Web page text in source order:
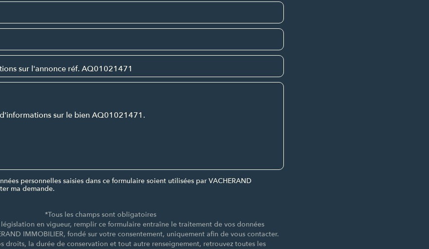
personnelles saisies dans ce formulaire soient utilisées par VACHERAND
ma demande.
*Tous les champs sont obligatoires
en vigueur, remplir ce formulaire entraîne le traitement de vos données
IMMOBILIER, fondé sur votre consentement, uniquement afin de vous contacter.
droits, la durée de conservation et tout autre renseignement, retrouvez toutes les